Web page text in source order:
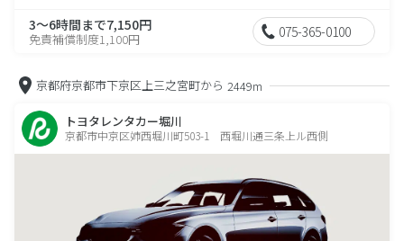
3～6時間まで7,150円
免責補償制度1,100円 075-365-0100
京都府京都市下京区上三之宮町から 2449m
トヨタレンタカー堀川
京都市中京区姉西堀川町503-1 西堀川通三条上ル西側